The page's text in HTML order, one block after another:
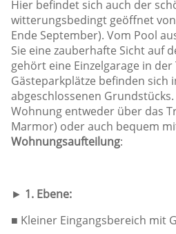
Hier befindet sich auch der
witterungsbedingt geöffnet
Ende September). Vom Pool
Sie eine zauberhafte Sicht auf
gehört eine Einzelgarage in der
Gästeparkplätze befinden sich
abgeschlossenen
Wohnung entweder über das
Marmor) oder auch bequem
Wohnungsaufteilung:
► 1. Ebene:
■ Kleiner Eingangsbereich mit